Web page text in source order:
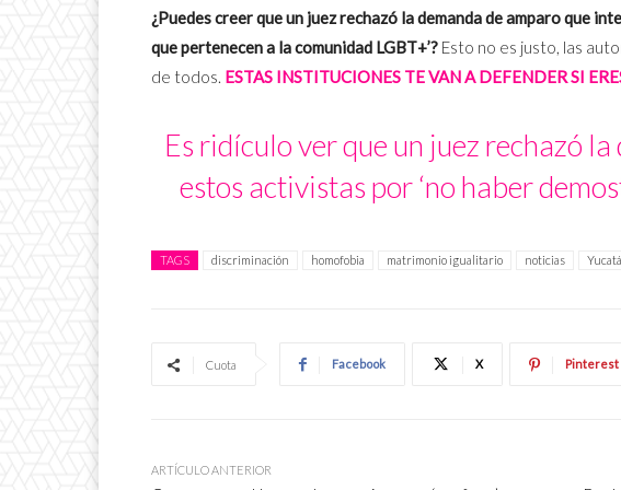
¿Puedes creer que un juez rechazó la demanda de amparo que
que pertenecen a la comunidad LGBT+’? Esto no es justo, las
de todos. ESTAS INSTITUCIONES TE VAN A DEFENDER SI
Es ridículo ver que un juez rechazó
estos activistas por ‘no haber
TAGS discriminación homofobia matrimonio igualitario noticias
Cuota Facebook X Pinterest
ARTÍCULO ANTERIOR